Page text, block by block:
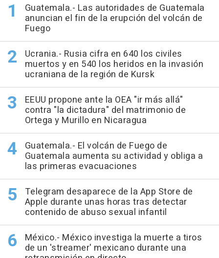
Guatemala.- Las autoridades de Guatemala
anuncian el fin de la erupción del volcán de
Fuego
Ucrania.- Rusia cifra en 640 los civiles
muertos y en 540 los heridos en la invasión
ucraniana de la región de Kursk
EEUU propone ante la OEA "ir más allá"
contra "la dictadura" del matrimonio de
Ortega y Murillo en Nicaragua
Guatemala.- El volcán de Fuego de
Guatemala aumenta su actividad y obliga a
las primeras evacuaciones
Telegram desaparece de la App Store de
Apple durante unas horas tras detectar
contenido de abuso sexual infantil
México.- México investiga la muerte a tiros
de un 'streamer' mexicano durante una